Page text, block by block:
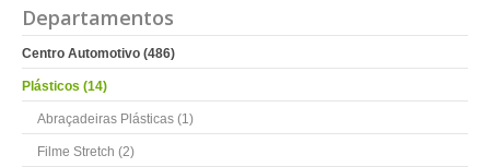
Departamentos
Centro Automotivo (486)
Plásticos (14)
Abraçadeiras Plásticas (1)
Filme Stretch (2)